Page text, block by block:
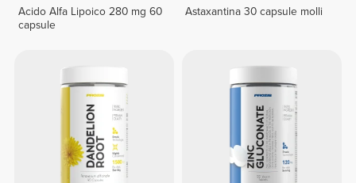
Acido Alfa Lipoico 280 mg 60
capsule
Astaxantina 30 capsule molli